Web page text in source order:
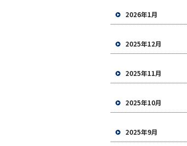
2026年1月
2025年12月
2025年11月
2025年10月
2025年9月